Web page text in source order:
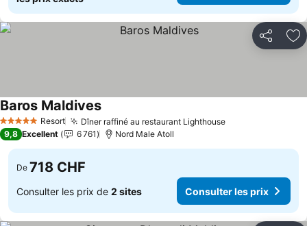
Partager
5 Étoiles Resort Dîner raffiné au restaurant Lighthouse
Baros Maldives
9,8 Excellent 6 761 Nord Male Atoll
De 718 CHF
Consulter les prix de 2 sites Consulter les prix